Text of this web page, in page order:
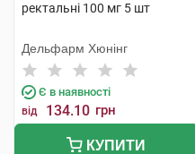
ректальні 100 мг 5 шт
Дельфарм Хюнінг
Є в наявності
від 134.10 грн
КУПИТИ